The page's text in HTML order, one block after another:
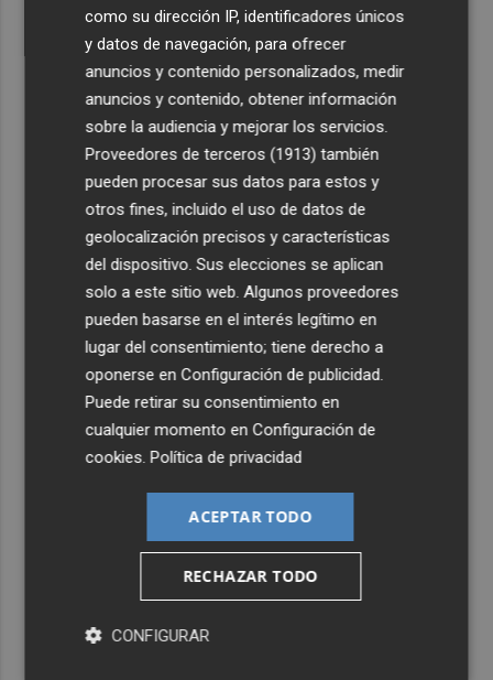
como su dirección IP, identificadores únicos
y datos de navegación, para ofrecer
anuncios y contenido personalizados, medir
anuncios y contenido, obtener información
sobre la audiencia y mejorar los servicios.
Proveedores de terceros (1913) también
pueden procesar sus datos para estos y
otros fines, incluido el uso de datos de
geolocalización precisos y características
del dispositivo. Sus elecciones se aplican
solo a este sitio web. Algunos proveedores
pueden basarse en el interés legítimo en
lugar del consentimiento; tiene derecho a
oponerse enConfiguración de publicidad
Puede retirar su consentimiento en
cualquier momento enConfiguración de
cookies .Política de privacidad
ACEPTAR TODO
RECHAZAR TODO
CONFIGURAR